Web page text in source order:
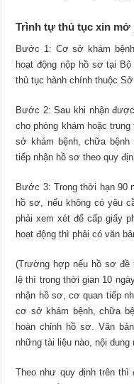
Trình tự thủ tục xin mở
Bước 1: Cơ sở khám
hoạt động nộp hồ sơ tại
thủ tục hành chính thuộc
Bước 2: Sau khi nhận
cho phòng khám hoặc
sở khám bệnh, chữa bệnh
tiếp nhận hồ sơ theo quy
Bước 3: Trong thời hạn 90
hồ sơ, nếu không có yêu
phải xem xét để cấp giấy
hoạt động thì phải có văn
(Trường hợp nếu hồ sơ đề
lệ thì trong thời gian 10
nhận hồ sơ, cơ quan tiếp
cơ sở khám bệnh, chữa
hoàn chỉnh hồ sơ. Văn
những tài liệu nào, nội dung
Theo như quy định trên